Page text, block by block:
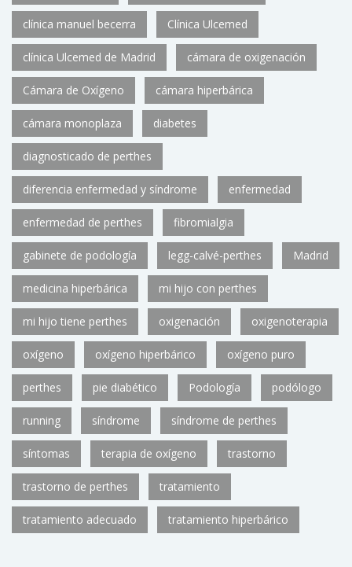
clínica manuel becerra Clínica Ulcemed
clínica Ulcemed de Madrid cámara de oxigenación
Cámara de Oxígeno cámara hiperbárica
cámara monoplaza diabetes
diagnosticado de perthes
diferencia enfermedad y síndrome enfermedad
enfermedad de perthes fibromialgia
gabinete de podología legg-calvé-perthes Madrid
medicina hiperbárica mi hijo con perthes
mi hijo tiene perthes oxigenación oxigenoterapia
oxígeno oxígeno hiperbárico oxígeno puro
perthes pie diabético Podología podólogo
running síndrome síndrome de perthes
síntomas terapia de oxígeno trastorno
trastorno de perthes tratamiento
tratamiento adecuado tratamiento hiperbárico